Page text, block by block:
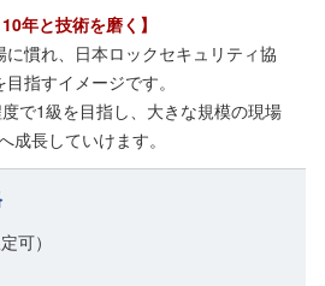
年と技術を磨く】
慣れ、日本ロックセキュリティ協
指すイメージです。
で1級を目指し、大きな規模の現場
成長していけます。
可）